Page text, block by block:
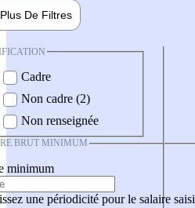
Plus De Filtres
Cadre
Non cadre (2)
Non renseignée
BRUT MINIMUM
minimum
une périodicité pour le salaire saisi